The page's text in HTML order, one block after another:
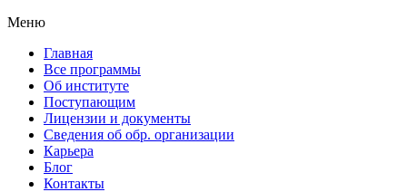
Меню
Главная
Все программы
Об институте
Поступающим
Лицензии и документы
Сведения об обр. организации
Карьера
Блог
Контакты